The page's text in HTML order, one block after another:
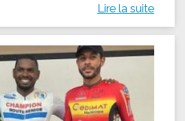
Lire la suite